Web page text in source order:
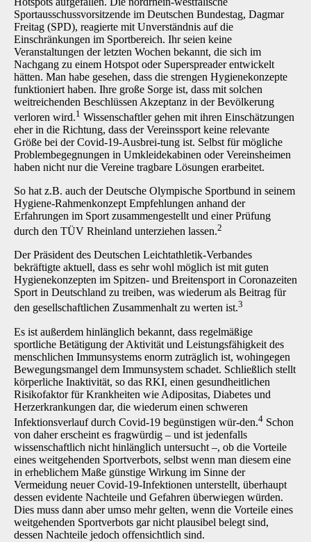
Sportausschussvorsitzende im Deutschen Bundestag, Dagmar
Freitag (SPD), reagierte mit Unverständnis auf die
Einschränkungen im Sportbereich. Ihr seien keine
Veranstaltungen der letzten Wochen bekannt, die sich im
Nachgang zu einem Hotspot oder Superspreader entwickelt
hätten. Man habe gesehen, dass die strengen Hygienekonzepte
funktioniert haben. Ihre große Sorge ist, dass mit solchen
weitreichenden Beschlüssen Akzeptanz in der Bevölkerung
verloren wird.1 Wissenschaftler gehen mit ihren Einschätzungen
eher in die Richtung, dass der Vereinssport keine relevante
Größe bei der Covid-19-Ausbrei-tung ist. Selbst für mögliche
Problembegegnungen in Umkleidekabinen oder Vereinsheimen
haben nicht nur die Vereine tragbare Lösungen erarbeitet.
So hat z.B. auch der Deutsche Olympische Sportbund in seinem
Hygiene-Rahmenkonzept Empfehlungen anhand der
Erfahrungen im Sport zusammengestellt und einer Prüfung
durch den TÜV Rheinland unterziehen lassen.2
Der Präsident des Deutschen Leichtathletik-Verbandes
bekräftigte aktuell, dass es sehr wohl möglich ist mit guten
Hygienekonzepten im Spitzen- und Breitensport in Coronazeiten
Sport in Deutschland zu treiben, was wiederum als Beitrag für
den gesellschaftlichen Zusammenhalt zu werten ist.3
Es ist außerdem hinlänglich bekannt, dass regelmäßige
sportliche Betätigung der Aktivität und Leistungsfähigkeit des
menschlichen Immunsystems enorm zuträglich ist, wohingegen
Bewe­gungsmangel dem Immunsystem schadet. Schließlich stellt
körperliche Inaktivität, so das RKI, einen gesundheitlichen
Risikofaktor für Krankheiten wie Adipositas, Diabetes und
Herzerkran­kungen dar, die wiederum einen schweren
Infektionsverlauf durch Covid-19 begünstigen wür-den.4 Schon
von daher erscheint es fragwürdig – und ist jedenfalls
wissenschaftlich nicht hin­länglich untersucht –, ob die Vorteile
eines weitgehenden Sportverbots, selbst wenn man die­sem eine
in erheblichem Maße günstige Wirkung im Sinne der
Vermeidung neuer Covid-19-Infektionen unterstellt, überhaupt
dessen evidente Nachteile und Gefahren überwiegen wür­den.
Dies muss dann aber umso mehr gelten, wenn die Vorteile eines
weitgehenden Sport­verbots gar nicht plausibel belegt sind,
dessen Nachteile jedoch offensichtlich sind.